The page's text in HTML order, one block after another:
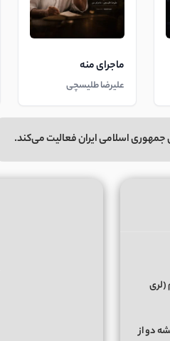
ماجرای منه
علیرضا طلیسچی
اسلامی ایران فعالیت می‌کند.
دو از